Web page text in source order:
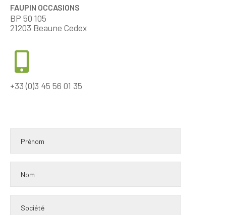
FAUPIN OCCASIONS
BP 50 105
21203 Beaune Cedex
+33 (0)3 45 56 01 35